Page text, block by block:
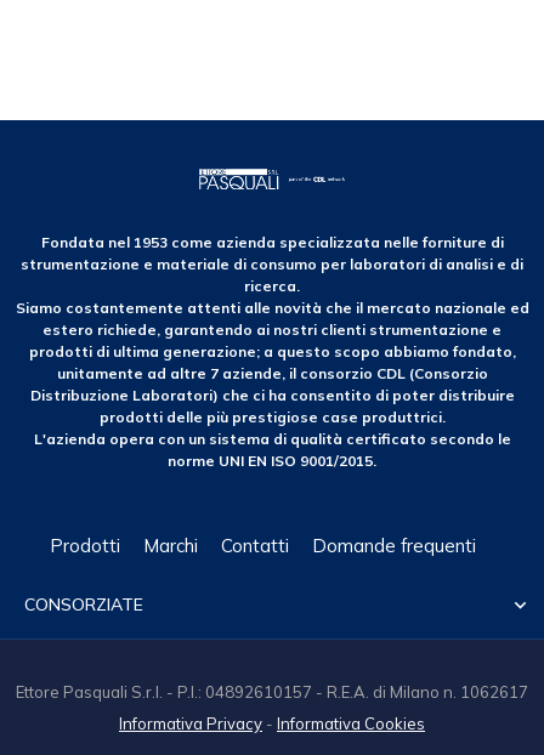
Fondata nel 1953 come azienda specializzata nelle forniture di
strumentazione e materiale di consumo per laboratori di analisi e di
ricerca.
Siamo costantemente attenti alle novità che il mercato nazionale ed
estero richiede, garantendo ai nostri clienti strumentazione e
prodotti di ultima generazione; a questo scopo abbiamo fondato,
unitamente ad altre 7 aziende, il consorzio CDL (Consorzio
Distribuzione Laboratori) che ci ha consentito di poter distribuire
prodotti delle più prestigiose case produttrici.
L'azienda opera con un sistema di qualità certificato secondo le
norme UNI EN ISO 9001/2015.
Prodotti Marchi Contatti Domande frequenti
CONSORZIATE 
Ettore Pasquali S.r.l. - P.I.: 04892610157 - R.E.A. di Milano n. 1062617
Informativa Privacy - Informativa Cookies